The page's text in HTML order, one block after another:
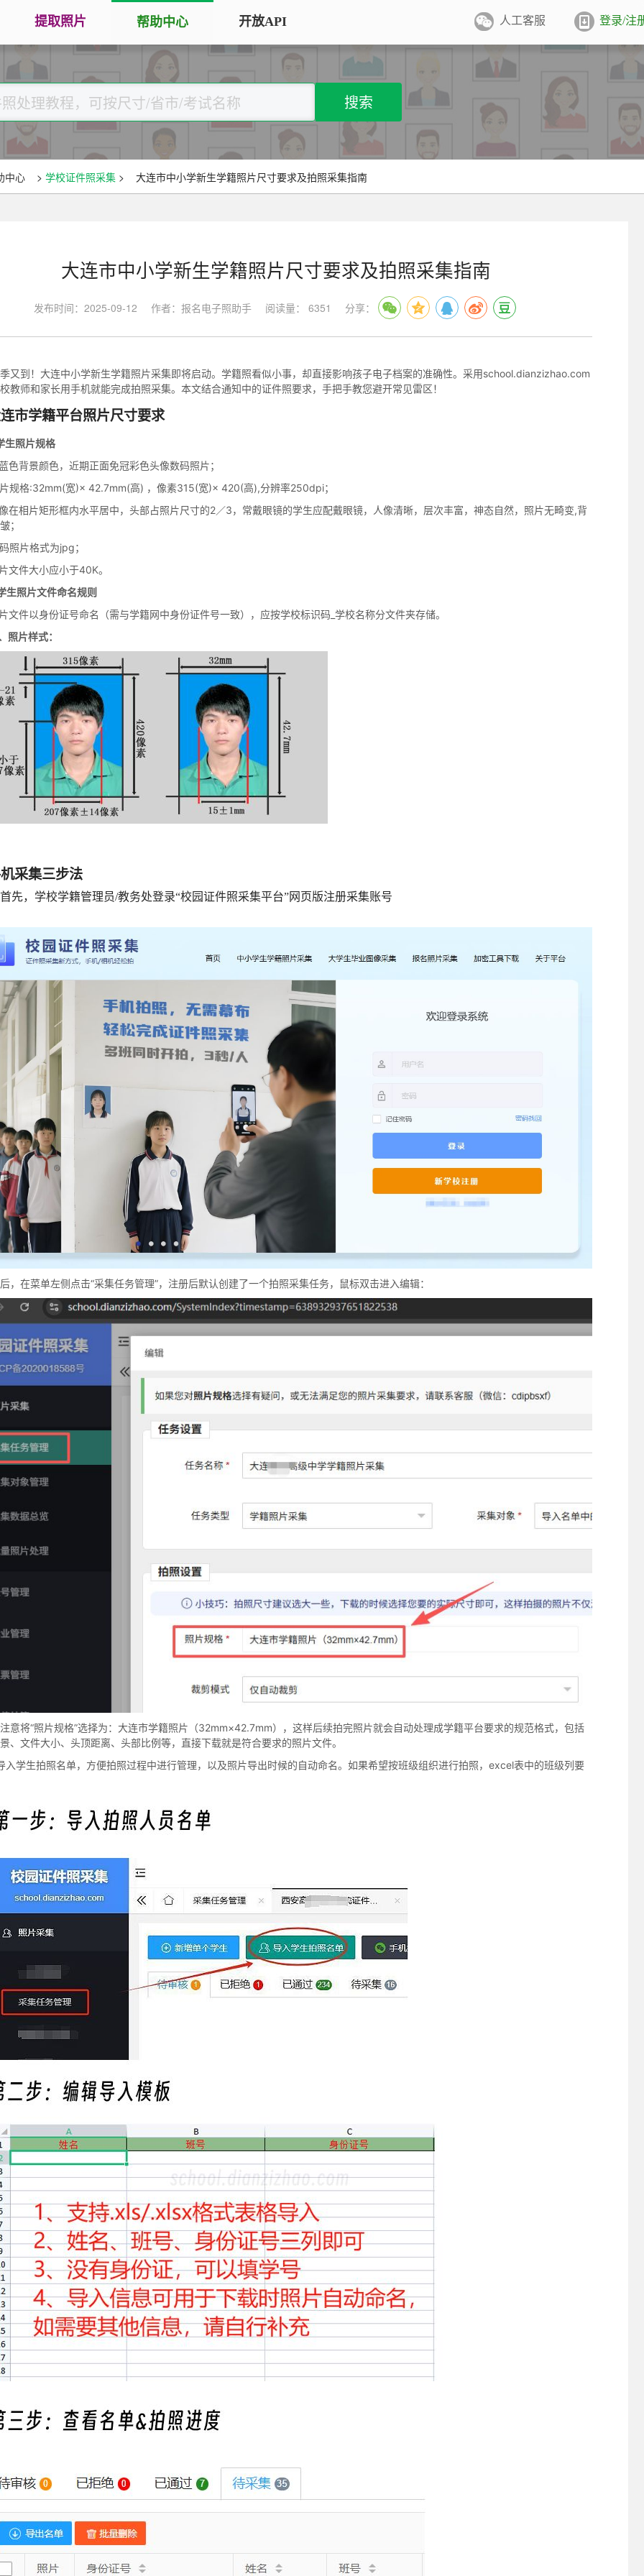
务专区
大学生毕业照采集
图像采集办理 | 相似度提升
广东省居民身份证照片回执
专属小程序 |个人版|机构版
证件照采集系统
大学生毕业图像采集系统
全国中小学生学籍照片采集系统
制卡印刷&照片采集一体化平台
手机拍照扫描仪
手机秒变随身扫描仪，拍照矫正优
化一键搞定
图片改分辨率（DPI/PPI）
改变图片大小
将彩色图片转换为黑白、灰度，模
证件照排版
将单张证件照排版至5寸/6寸相纸，
常用文档纸张尺寸
等常用文档尺寸
提取照片 帮助中心 开放API 人工客服 登录/注
搜索
中心 > 学校证件照采集 > 大连市中小学新生学籍照片尺寸要求及拍照采集指南
大连市中小学新生学籍照片尺寸要求及拍照采集指南
发布时间：2025-09-12 作者：报名电子照助手 阅读量： 6351 分享：
又到！大连中小学新生学籍照片采集即将启动。学籍照看似小事，却直接影响孩子电子档案的准确性。采用school.dianzizhao.com
教师和家长用手机就能完成拍照采集。本文结合通知中的证件照要求，手把手教您避开常见雷区！
市学籍平台照片尺寸要求
生照片规格
色背景颜色，近期正面免冠彩色头像数码照片；
规格:32mm(宽)× 42.7mm(高) ，像素315(宽)× 420(高),分辨率250dpi；
在相片矩形框内水平居中，头部占照片尺寸的2／3，常戴眼镜的学生应配戴眼镜，人像清晰，层次丰富，神态自然，照片无畸变,背
；
照片格式为jpg；
文件大小应小于40K。
生照片文件命名规则
文件以身份证号命名（需与学籍网中身份证件号一致），应按学校标识码_学校名称分文件夹存储。
照片样式：
采集三步法
先，学校学籍管理员/教务处登录“校园证件照采集平台”网页版注册采集账号
，在菜单左侧点击“采集任务管理”，注册后默认创建了一个拍照采集任务，鼠标双击进入编辑：
意将“照片规格”选择为：大连市学籍照片（32mm×42.7mm），这样后续拍完照片就会自动处理成学籍平台要求的规范格式，包括
、文件大小、头顶距离、头部比例等，直接下载就是符合要求的照片文件。
入学生拍照名单，方便拍照过程中进行管理，以及照片导出时候的自动命名。如果希望按班级组织进行拍照，excel表中的班级列要